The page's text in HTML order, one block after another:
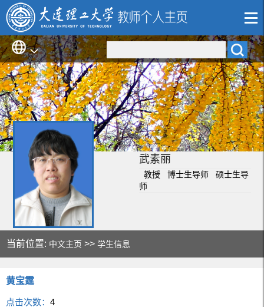
武素丽
教授 博士生导师 硕士生导
师
当前位置: 中文主页 >>学生信息
黄宝霆
点击次数：4